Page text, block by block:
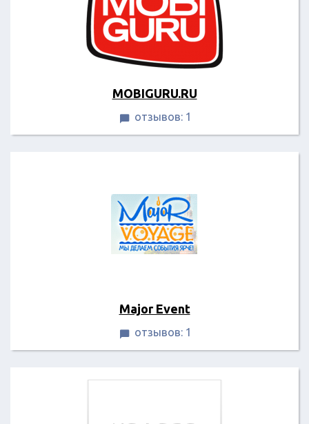
MOBIGURU.RU
 отзывов: 1
Major Event
 отзывов: 1